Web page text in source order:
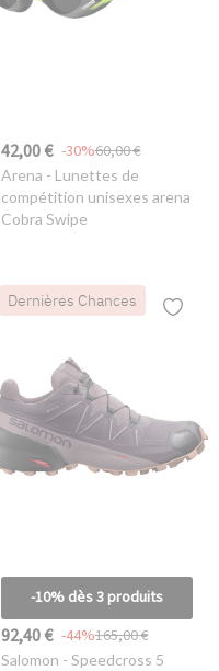
42,00 € 60,00 €
-30%
Arena - Lunettes de
compétition unisexes arena
Cobra Swipe
Dernières Chances
-10% dès 3 produits
92,40 € 165,00 €
-44%
Salomon - Speedcross 5